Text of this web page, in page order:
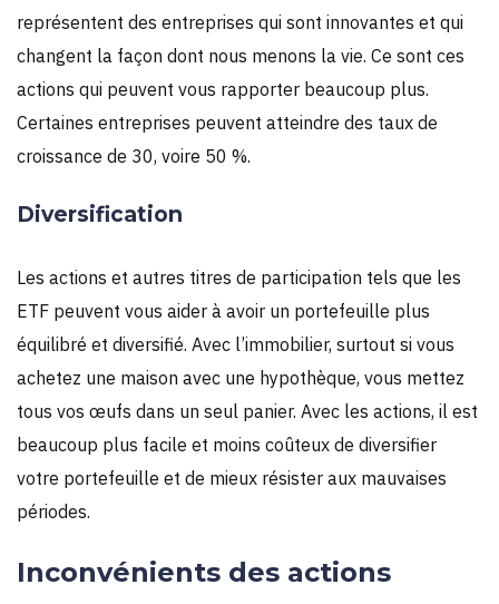
représentent des entreprises qui sont innovantes et qui
changent la façon dont nous menons la vie. Ce sont ces
actions qui peuvent vous rapporter beaucoup plus.
Certaines entreprises peuvent atteindre des taux de
croissance de 30, voire 50 %.
Diversification
Les actions et autres titres de participation tels que les
ETF peuvent vous aider à avoir un portefeuille plus
équilibré et diversifié. Avec l’immobilier, surtout si vous
achetez une maison avec une hypothèque, vous mettez
tous vos œufs dans un seul panier. Avec les actions, il est
beaucoup plus facile et moins coûteux de diversifier
votre portefeuille et de mieux résister aux mauvaises
périodes.
Inconvénients des actions